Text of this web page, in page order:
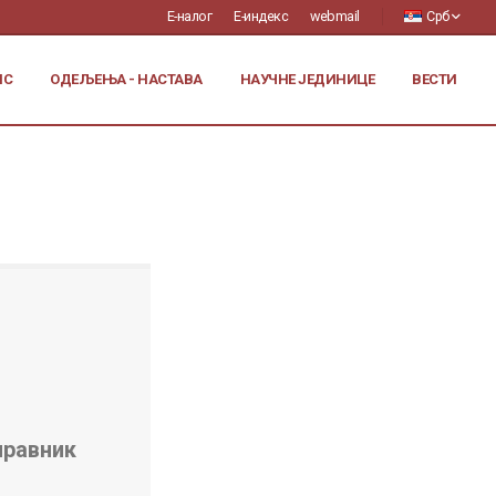
Е-налог Е-индекс webmail Срб
ОДЕЉЕЊА - НАСТАВА НАУЧНЕ ЈЕДИНИЦЕ ВЕСТИ